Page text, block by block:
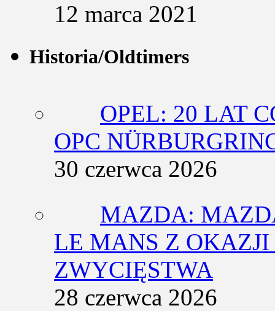
12 marca 2021
Historia/Oldtimers
OPEL: 20 LAT
OPC
30 czerwca 2026
MAZDA:
LE MANS Z
ZWYCIĘSTWA
28 czerwca 2026